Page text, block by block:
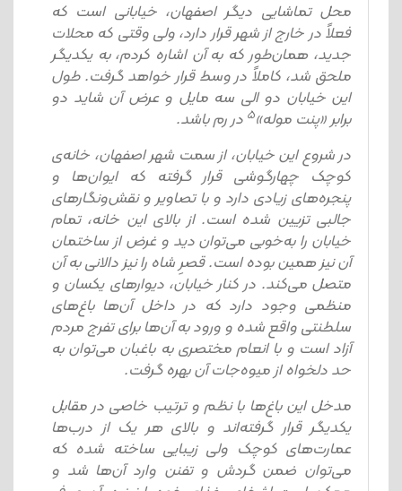
محل تماشایی دیگر اصفهان، خیابانی است که
فعلاً در خارج از شهر قرار دارد، ولی وقتی که محلات
جدید، همان‌طور که به آن اشاره کردم، به یکدیگر
ملحق شد، کاملاً در وسط قرار خواهد گرفت. طول
این خیابان دو الی سه مایل و عرض آن شاید دو
برابر «پنت موله»5 در رم باشد.
در شروع این خیابان، از سمت شهر اصفهان، خانه‌ی
کوچک چهارگوشی قرار گرفته که ایوان‌ها و
پنجره‌های زیادی دارد و با تصاویر و نقش‌ونگارهای
جالبی تزیین شده است. از بالای این خانه، تمام
خیابان را به‌خوبی می‌توان دید و غرض از ساختمان
آن نیز همین بوده است. قصرِ شاه را نیز دالانی به آن
متصل می‌کند. در کنار خیابان، دیوارهای یکسان و
منظمی وجود دارد که در داخل آن‌ها باغ‌های
سلطنتی واقع شده و ورود به آن‌ها برای تفرج مردم
آزاد است و با انعام مختصری به باغبان می‌توان به
حد دلخواه از میوه‌جات آن بهره گرفت.
مدخل این باغ‌ها با نظم و ترتیب خاصی در مقابل
یکدیگر قرار گرفته‌اند و بالای هر یک از درب‌ها
عمارت‌های کوچک ولی زیبایی ساخته شده که
می‌توان ضمن گردش و تفنن وارد آن‌ها شد و